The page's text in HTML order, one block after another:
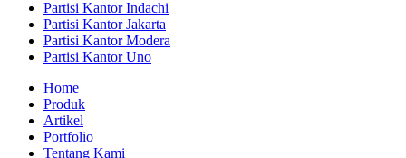
Partisi Kantor Indachi
Partisi Kantor Jakarta
Partisi Kantor Modera
Partisi Kantor Uno
Home
Produk
Artikel
Portfolio
Tentang Kami